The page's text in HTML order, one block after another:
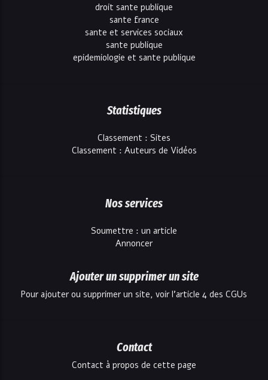
droit sante publique
sante france
sante et services sociaux
sante publique
epidemiologie et sante publique
Statistiques
Classement : Sites
Classement : Auteurs de Vidéos
Nos services
Soumettre : un article
Annoncer
Ajouter un supprimer un site
Pour ajouter ou supprimer un site, voir l'article 4 des CGUs
Contact
Contact à propos de cette page